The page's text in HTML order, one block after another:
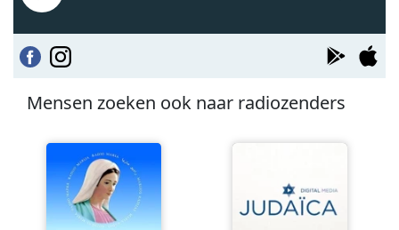
Mensen zoeken ook naar radiozenders